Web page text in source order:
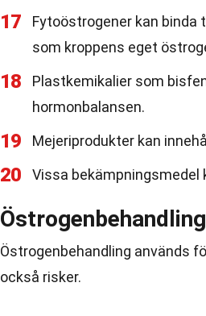
17
Fytoöstrogener kan binda
som kroppens eget
18
Plastkemikalier som
hormonbalansen.
19 Mejeriprodukter kan
20 Vissa bekämpningsmedel
Östrogenbehandling
Östrogenbehandling används
också risker.